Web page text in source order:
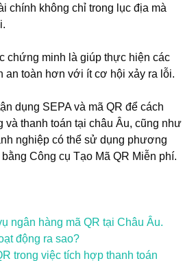
chính không chỉ trong lục địa mà
chứng minh là giúp thực hiện các
an toàn hơn với ít cơ hội xảy ra lỗi.
dụng SEPA và mã QR để cách
và thanh toán tại châu Âu, cũng như
nghiệp có thể sử dụng phương
Công cụ Tạo Mã QR Miễn phí.
ngân hàng mã QR tại Châu Âu.
động ra sao?
trong việc tích hợp thanh toán